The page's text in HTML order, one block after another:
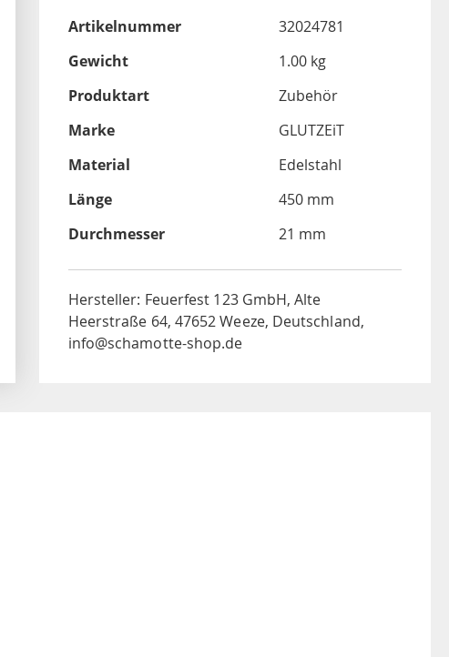
Artikelnummer
32024781
Gewicht
1.00 kg
Produktart
Zubehör
Marke
GLUTZEiT
Material
Edelstahl
Länge
450 mm
Durchmesser
21 mm
Hersteller: Feuerfest 123 GmbH, Alte
Heerstraße 64, 47652 Weeze, Deutschland,
info@schamotte-shop.de